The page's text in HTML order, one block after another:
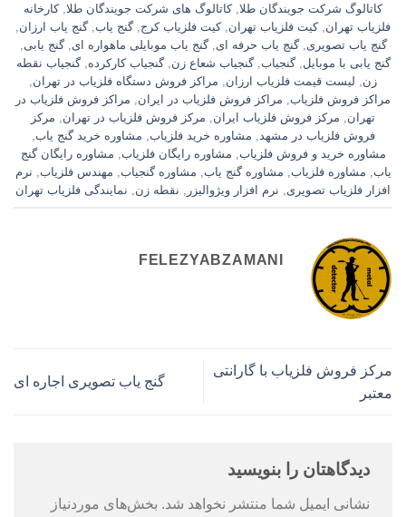
کاتالوگ شرکت جویندگان طلا ,کاتالوگ های شرکت جویندگان طلا ,کارخانه
فلزیاب تهران ,کیت فلزیاب تهران ,کیت فلزیاب کرج ,گنج یاب ,گنج یاب ارزان
گنج یاب تصویری ,گنج یاب حرفه ای ,گنج یاب موبایلی ماهواره ای ,گنج یابی
گنج یابی با موبایل ,گنجیاب ,گنجیاب شعاع زن ,گنجیاب کارکرده ,گنجیاب نقطه
زن
لیست قیمت فلزیاب ارزان مراکز فروش دستگاه فلزیاب در تهران
مراکز فروش فلزیاب مراکز فروش فلزیاب در ایران
مراکز فروش فلزیاب در
تهران
مرکز فروش فلزیاب ایران مرکز فروش فلزیاب در تهران
مرکز
فروش فلزیاب در مشهد
مشاوره خرید فلزیاب مشاوره خرید گنج یاب
مشاوره خرید و فروش فلزیاب مشاوره رایگان فلزیاب مشاوره رایگان گنج
یاب مشاوره فلزیاب مشاوره گنج یاب مشاوره گنجیاب مهندس فلزیاب نرم
افزار فلزیاب تصویری
نرم افزار ویژوالیزر نقطه زن نمایندگی فلزیاب تهران
FELEZYABZAMANI
مرکز فروش فلزیاب با گارانتی
معتبر
گنج یاب تصویری اجاره ای
دیدگاهتان را بنویسید
نشانی ایمیل شما منتشر نخواهد شد. بخش‌های موردنیاز